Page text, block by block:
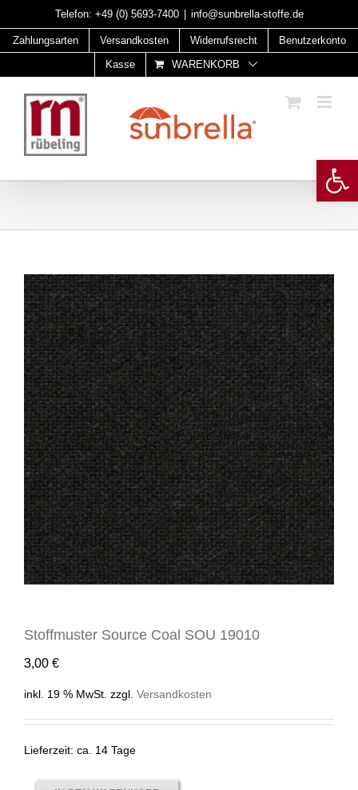
to
content
Telefon: +49 (0) 5693-7400 info@sunbrella-stoffe.de
Zahlungsarten Versandkosten Widerrufsrecht
Benutzerkonto
Kasse
WARENKORB
Stoffmuster Source Coal SOU 19010
3,00 €
inkl. 19 % MwSt. zzgl. Versandkosten
Lieferzeit: ca. 14 Tage